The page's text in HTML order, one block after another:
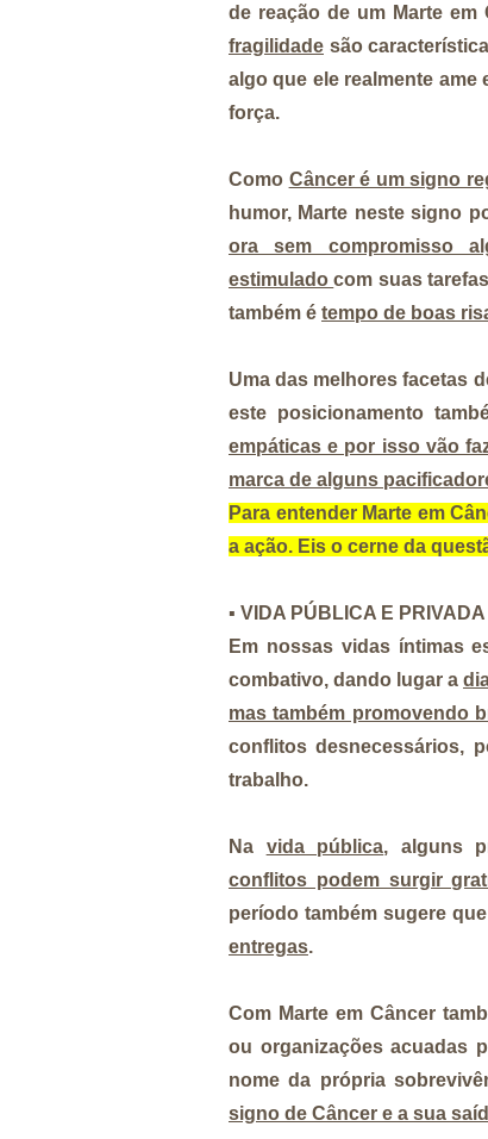
de reação de um Marte em
fragilidade são
algo que ele realmente ame
força.
Como Câncer é um signo
humor, Marte neste signo
ora sem compromisso
estimuladocom suas
também é tempo de boas
Uma das melhores facetas
este posicionamento
empáticas e por isso vão
marca de alguns
Para entender Marte em
a ação. Eis o cerne da
▪️ VIDA PÚBLICA E PRIVADA
Em nossas vidas íntimas
combativo, dando lugar a
mas também promovendo
conflitos desnecessários,
trabalho.
Na vida pública, alguns
conflitos podem surgir
período também sugere
entregas.
Com Marte em Câncer
ou organizações acuadas
nome da própria
signo de Câncer e a sua